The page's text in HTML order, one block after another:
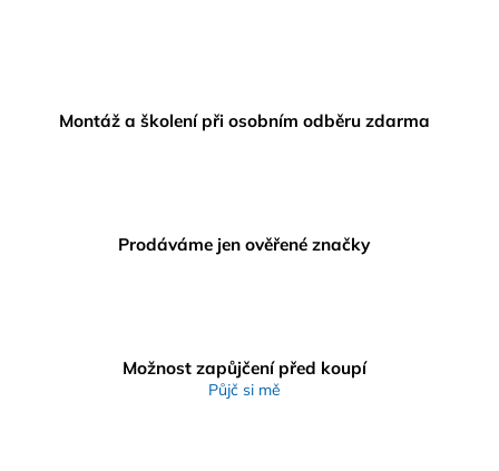
Montáž a školení při osobním odběru zdarma
Prodáváme jen ověřené značky
Možnost zapůjčení před koupí
Půjč si mě